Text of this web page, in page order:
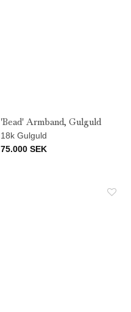
'Bead' Armband, Gulguld
18k Gulguld
75.000 SEK